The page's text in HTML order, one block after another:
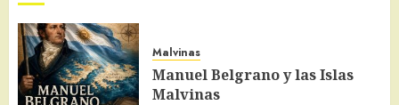
Malvinas
Manuel Belgrano y las Islas
Malvinas